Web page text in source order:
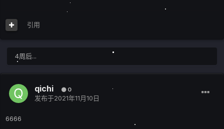
引用
4周后...
qichi 0
发布于2021年11月10日
6666